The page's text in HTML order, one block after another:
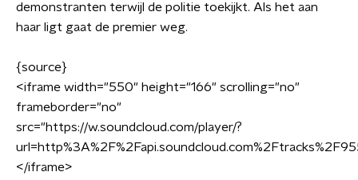
demonstranten terwijl de politie toekijkt. Als het aan
haar ligt gaat de premier weg.
{source}
<iframe width="550" height="166" scrolling="no"
frameborder="no"
src="https://w.soundcloud.com/player/?
</iframe>